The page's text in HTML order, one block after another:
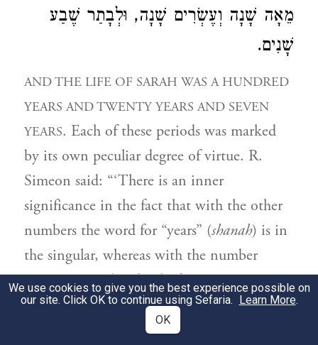
מֵאָה שָׁנָה וְעֶשְׂרִים שָׁנָה, וּלְבָתַר שֶׁבַע
שָׁנִים.
AND THE LIFE OF SARAH WAS A HUNDRED
YEARS AND TWENTY YEARS AND SEVEN
YEARS. Each of these periods was marked
by its own peculiar degree of virtue. R.
Simeon said: “‘There is an inner
significance in the fact that with the other
numbers the word for “years” (shanah) is in
the singular, whereas with the number
seven it is in the plural (shanim).
אֶלָּא כֹּלָּא חֲד. מֵאָה שָׁנָה כְּלָלָא דְכֹלָּא
We use cookies to give you the best experience possible on
our site. Click OK to continue using Sefaria. Learn More.
OK